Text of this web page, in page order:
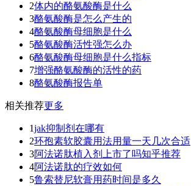
2体内的酪氨酸酶是什么
3酪氨酸酶是怎么产生的
4酪氨酸酶母细胞是什么
5酪氨酸酶活性强怎么办
6酪氨酸酶母细胞是什么指标
7增强酪氨酸酶的活性的药
8酪氨酸酶报告单
相关推荐更多
1jak抑制剂在哪有
2环孢素软胶囊用法用量一天几次合适
3阿法诺肽植入剂上市了吗知乎推荐
4阿法诺肽的疗效如何
5鲁索替尼软膏用药时间是多久